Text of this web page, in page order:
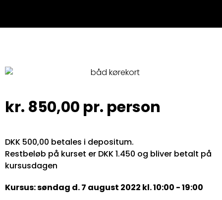
kr. 850,00 pr. person
DKK 500,00 betales i depositum.
Restbeløb på kurset er DKK 1.450 og bliver betalt på
kursusdagen
Kursus: søndag d. 7 august 2022 kl. 10:00 - 19:00